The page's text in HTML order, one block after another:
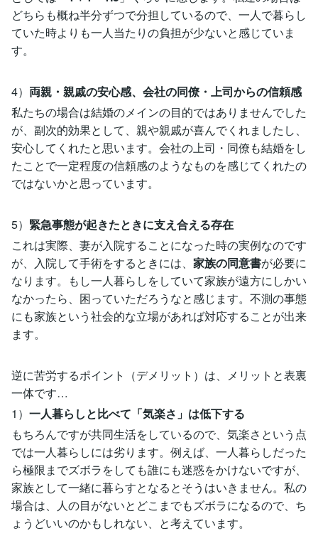
どちらも概ね半分ずつで分担しているので、一人で暮らし
ていた時よりも一人当たりの負担が少ないと感じていま
す。
4） 両親・親戚の安心感、会社の同僚・上司からの信頼感
私たちの場合は結婚のメインの目的ではありませんでした
が、副次的効果として、親や親戚が喜んでくれましたし、
安心してくれたと思います。会社の上司・同僚も結婚をし
たことで一定程度の信頼感のようなものを感じてくれたの
ではないかと思っています。
5） 緊急事態が起きたときに支え合える存在
これは実際、妻が入院することになった時の実例なのです
が、入院して手術をするときには、 家族の同意書が必要に
なります。もし一人暮らしをしていて家族が遠方にしかい
なかったら、困っていただろうなと感じます。不測の事態
にも家族という社会的な立場があれば対応することが出来
ます。
逆に苦労するポイント（デメリット）は、メリットと表裏
一体です…
1） 一人暮らしと比べて「気楽さ」は低下する
もちろんですが共同生活をしているので、気楽さという点
では一人暮らしには劣ります。例えば、一人暮らしだった
ら極限までズボラをしても誰にも迷惑をかけないですが、
家族として一緒に暮らすとなるとそうはいきません。私の
場合は、人の目がないとどこまでもズボラになるので、ち
ょうどいいのかもしれない、と考えています。